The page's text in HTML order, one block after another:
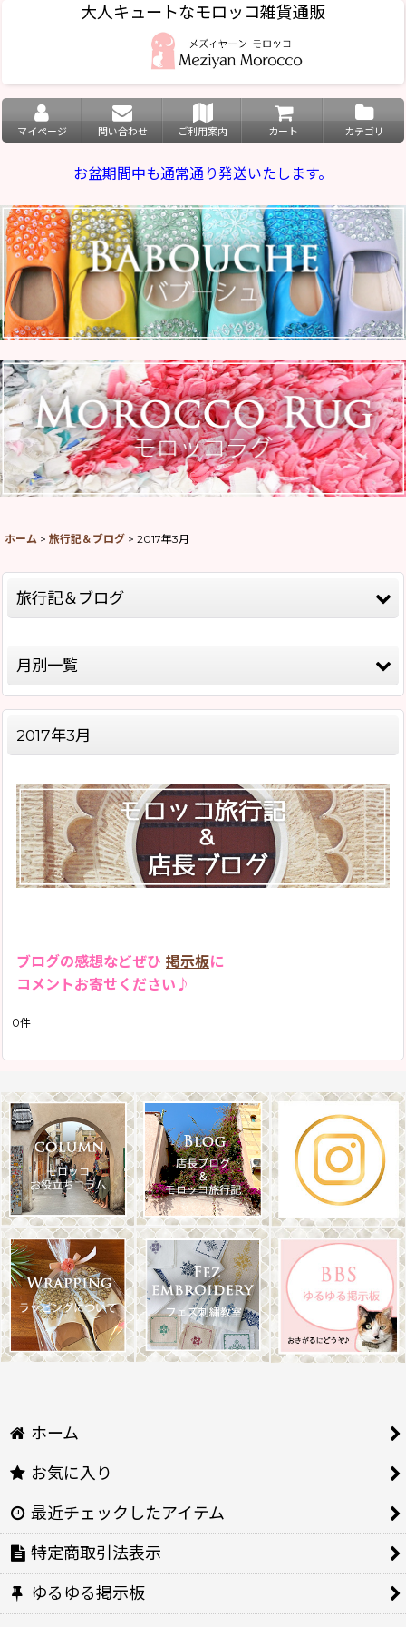
大人キュートなモロッコ雑貨通販
マイページ 問い合わせ ご利用案内 カート カテゴリ
お盆期間中も通常通り発送いたします。
ホーム > 旅行記＆ブログ > 2017年3月
2017年3月
ブログの感想などぜひ 掲示板に
コメントお寄せください♪
0件
旅行記＆ブログ
モロッコ旅行記Season8(2026)
モロッコ旅行記Season5(2019)
モロッコ旅行記Season2(2015)
モロッコ旅行記Season1(2013)
「モロッコラグのお話」
「お店のこと」
月別一覧
2026年
2025年
2019年
2018年
2017年
2015年
ホーム
お気に入り
最近チェックしたアイテム
特定商取引法表示
ゆるゆる掲示板